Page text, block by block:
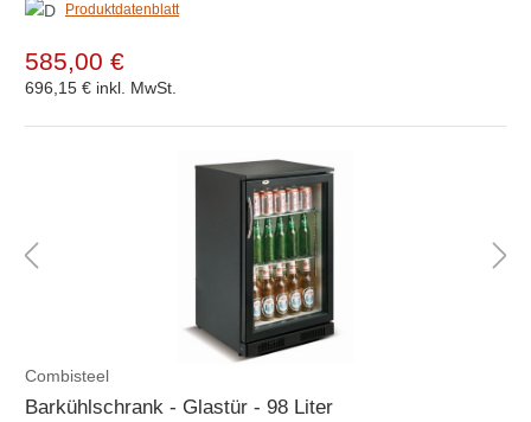
Produktdatenblatt
585,00 €
696,15 € inkl. MwSt.
Combisteel
Barkühlschrank - Glastür - 98 Liter